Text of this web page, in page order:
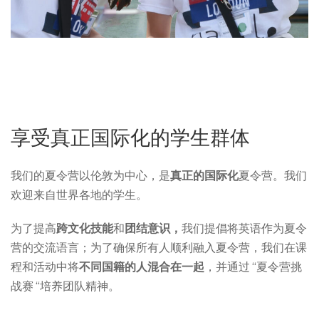
享受真正国际化的学生群体
我们的夏令营以伦敦为中心，是真正的国际化夏令营。我们
欢迎来自世界各地的学生。
为了提高跨文化技能和 团结意识， 我们提倡将英语作为夏令
营的交流语言；为了确保所有人顺利融入夏令营，我们在课
程和活动中将不同国籍的人混合在一起 ，并通过 “夏令营挑
战赛 “培养团队精神。